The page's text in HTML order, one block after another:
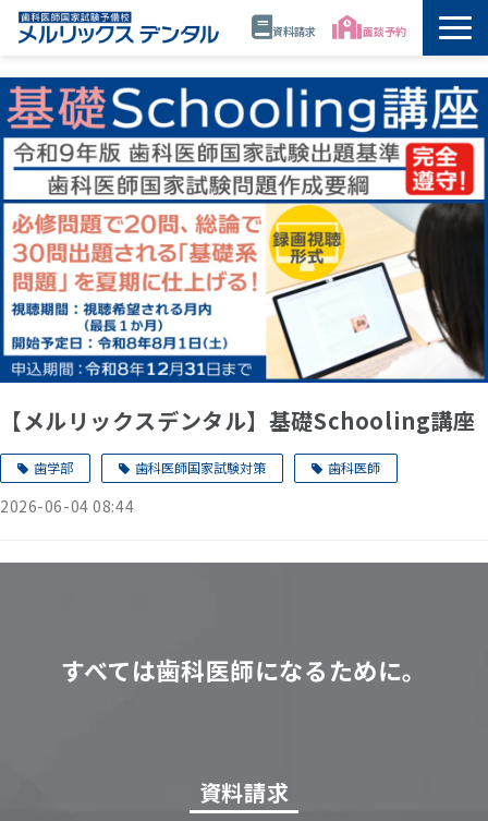
資料請求 面談予約
トップ
公開講座・模試・セミナー
年間スケジュール
講師
校舎情報
資料請求
【メルリックスデンタル】基礎Schooling講座
歯学部 歯科医師国家試験対策 歯科医師
2026-06-04 08:44
すべては歯科医師になるために。
資料請求